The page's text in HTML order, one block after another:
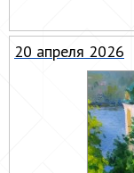
20 апреля 2026